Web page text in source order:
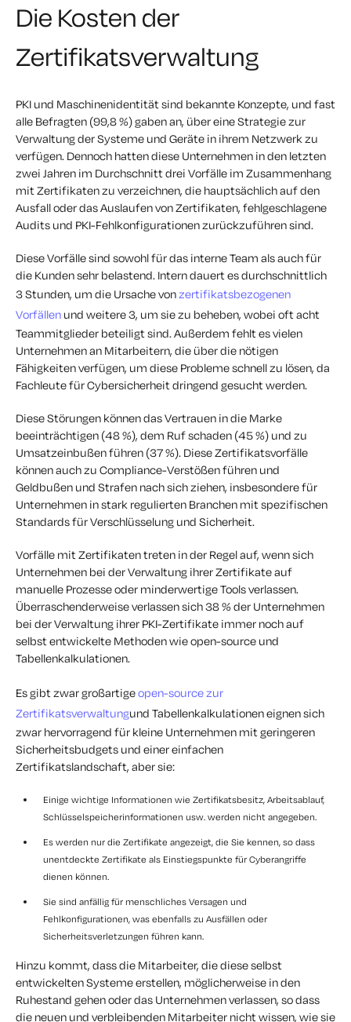
Die Kosten der
Zertifikatsverwaltung
PKI und Maschinenidentität sind bekannte Konzepte, und fast
alle Befragten (99,8 %) gaben an, über eine Strategie zur
Verwaltung der Systeme und Geräte in ihrem Netzwerk zu
verfügen. Dennoch hatten diese Unternehmen in den letzten
zwei Jahren im Durchschnitt drei Vorfälle im Zusammenhang
mit Zertifikaten zu verzeichnen, die hauptsächlich auf den
Ausfall oder das Auslaufen von Zertifikaten, fehlgeschlagene
Audits und PKI-Fehlkonfigurationen zurückzuführen sind.
Diese Vorfälle sind sowohl für das interne Team als auch für
die Kunden sehr belastend. Intern dauert es durchschnittlich
3 Stunden, um die Ursache vonzertifikatsbezogenen
Vorfällen und weitere 3, um sie zu beheben, wobei oft acht
Teammitglieder beteiligt sind. Außerdem fehlt es vielen
Unternehmen an Mitarbeitern, die über die nötigen
Fähigkeiten verfügen, um diese Probleme schnell zu lösen, da
Fachleute für Cybersicherheit dringend gesucht werden.
Diese Störungen können das Vertrauen in die Marke
beeinträchtigen (48 %), dem Ruf schaden (45 %) und zu
Umsatzeinbußen führen (37 %). Diese Zertifikatsvorfälle
können auch zu Compliance-Verstößen führen und
Geldbußen und Strafen nach sich ziehen, insbesondere für
Unternehmen in stark regulierten Branchen mit spezifischen
Standards für Verschlüsselung und Sicherheit.
Vorfälle mit Zertifikaten treten in der Regel auf, wenn sich
Unternehmen bei der Verwaltung ihrer Zertifikate auf
manuelle Prozesse oder minderwertige Tools verlassen.
Überraschenderweise verlassen sich 38 % der Unternehmen
bei der Verwaltung ihrer PKI-Zertifikate immer noch auf
selbst entwickelte Methoden wie open-source und
Tabellenkalkulationen.
Es gibt zwar großartigeopen-source zur
Zertifikatsverwaltungund Tabellenkalkulationen eignen sich
zwar hervorragend für kleine Unternehmen mit geringeren
Sicherheitsbudgets und einer einfachen
Zertifikatslandschaft, aber sie:
Einige wichtige Informationen wie Zertifikatsbesitz, Arbeitsablauf,
Schlüsselspeicherinformationen usw. werden nicht angegeben.
Es werden nur die Zertifikate angezeigt, die Sie kennen, so dass
unentdeckte Zertifikate als Einstiegspunkte für Cyberangriffe
dienen können.
Sie sind anfällig für menschliches Versagen und
Fehlkonfigurationen, was ebenfalls zu Ausfällen oder
Sicherheitsverletzungen führen kann.
Hinzu kommt, dass die Mitarbeiter, die diese selbst
entwickelten Systeme erstellen, möglicherweise in den
Ruhestand gehen oder das Unternehmen verlassen, so dass
die neuen und verbleibenden Mitarbeiter nicht wissen, wie sie